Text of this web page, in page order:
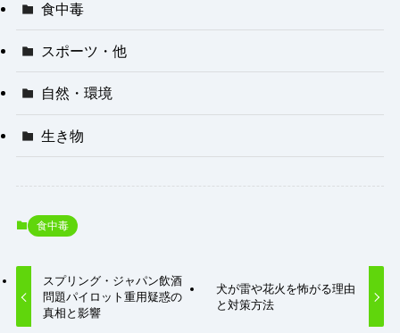
食中毒
スポーツ・他
自然・環境
生き物
食中毒
スプリング・ジャパン飲酒
問題パイロット重用疑惑の
真相と影響
犬が雷や花火を怖がる理由
と対策方法